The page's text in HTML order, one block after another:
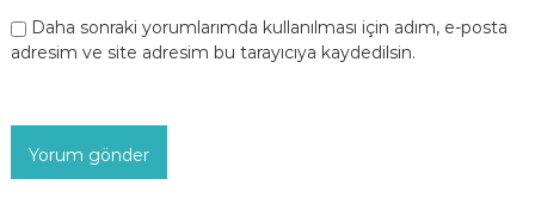
Daha sonraki yorumlarımda kullanılması için adım, e-posta
adresim ve site adresim bu tarayıcıya kaydedilsin.